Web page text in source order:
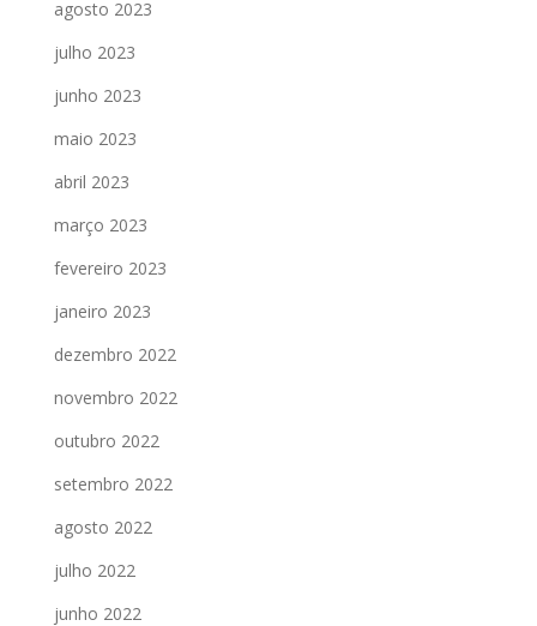
agosto 2023
julho 2023
junho 2023
maio 2023
abril 2023
março 2023
fevereiro 2023
janeiro 2023
dezembro 2022
novembro 2022
outubro 2022
setembro 2022
agosto 2022
julho 2022
junho 2022